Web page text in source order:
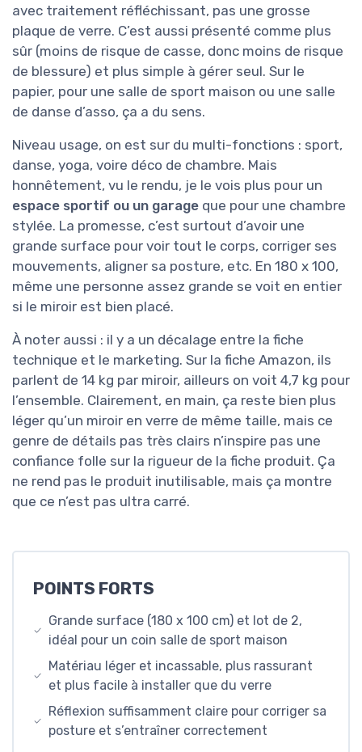
avec traitement réfléchissant, pas une grosse
plaque de verre. C’est aussi présenté comme plus
sûr (moins de risque de casse, donc moins de risque
de blessure) et plus simple à gérer seul. Sur le
papier, pour une salle de sport maison ou une salle
de danse d’asso, ça a du sens.
Niveau usage, on est sur du multi-fonctions : sport,
danse, yoga, voire déco de chambre. Mais
honnêtement, vu le rendu, je le vois plus pour un
espace sportif ou un garage que pour une chambre
stylée. La promesse, c’est surtout d’avoir une
grande surface pour voir tout le corps, corriger ses
mouvements, aligner sa posture, etc. En 180 x 100,
même une personne assez grande se voit en entier
si le miroir est bien placé.
À noter aussi : il y a un décalage entre la fiche
technique et le marketing. Sur la fiche Amazon, ils
parlent de 14 kg par miroir, ailleurs on voit 4,7 kg pour
l’ensemble. Clairement, en main, ça reste bien plus
léger qu’un miroir en verre de même taille, mais ce
genre de détails pas très clairs n’inspire pas une
confiance folle sur la rigueur de la fiche produit. Ça
ne rend pas le produit inutilisable, mais ça montre
que ce n’est pas ultra carré.
POINTS FORTS
Grande surface (180 x 100 cm) et lot de 2,
idéal pour un coin salle de sport maison
Matériau léger et incassable, plus rassurant
et plus facile à installer que du verre
Réflexion suffisamment claire pour corriger sa
posture et s’entraîner correctement